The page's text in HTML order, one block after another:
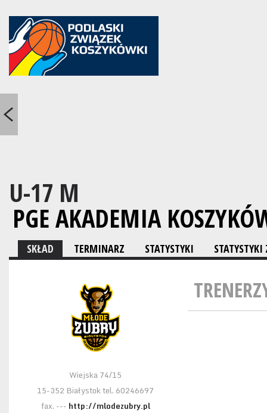
U-17 M
PGE AKADEMIA
SKŁAD TERMINARZ STATYSTYKI
Wiejska 74/15
15-352 Białystok tel. 60246697
fax. --- http://mlodezubry.pl